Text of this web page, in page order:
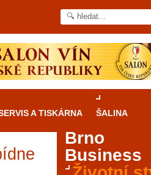
A TISKÁRNA ŠALINA
Od
Brno
Business